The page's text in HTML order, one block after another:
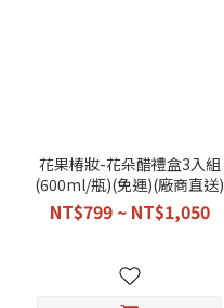
花果椿妝-花朵醋禮盒3入組
(600ml/瓶)(免運)(廠商直送)
NT$799 ~ NT$1,050